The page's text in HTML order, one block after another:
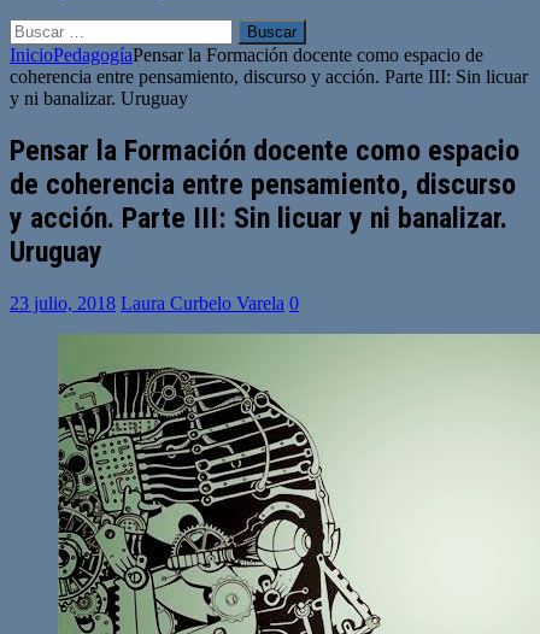
Buscar:
InicioPedagogíaPensar la Formación docente como espacio de
coherencia entre pensamiento, discurso y acción. Parte III: Sin licuar
y ni banalizar. Uruguay
Pensar la Formación docente como espacio
de coherencia entre pensamiento, discurso
y acción. Parte III: Sin licuar y ni banalizar.
Uruguay
23 julio, 2018 Laura Curbelo Varela 0